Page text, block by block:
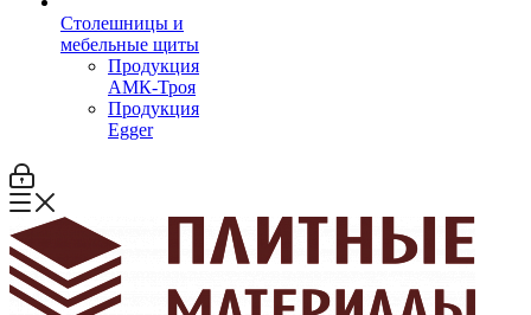
Столешницы и
мебельные щиты
Продукция
АМК-Троя
Продукция
Egger